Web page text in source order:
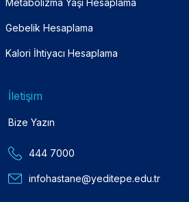
Metabolizma Yaşı Hesaplama
Gebelik Hesaplama
Kalori İhtiyacı Hesaplama
İletişim
Bize Yazın
444 7000
infohastane@yeditepe.edu.tr